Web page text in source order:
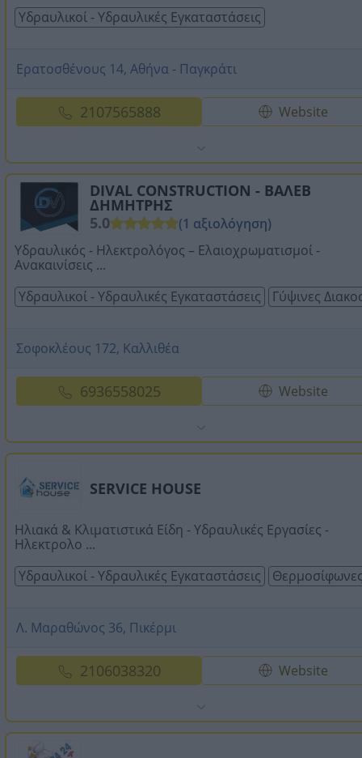
Υδραυλικοί - Υδραυλικές Εγκαταστάσεις
Ερατοσθένους 14, Αθήνα - Παγκράτι
2107565888 Website
DIVAL CONSTRUCTION - ΒΑΛΕΒ
ΔΗΜΗΤΡΗΣ
5.0
(1 αξιολόγηση)
Υδραυλικός - Ηλεκτρολόγος – Ελαιοχρωματισμοί -
Ανακαινίσεις ...
Υδραυλικοί - Υδραυλικές Εγκαταστάσεις
Γύψινες
Σοφοκλέους 172, Καλλιθέα
6936558025 Website
SERVICE HOUSE
Ηλιακά & Κλιματιστικά Είδη - Υδραυλικές Εργασίες -
Ηλεκτρολο ...
Υδραυλικοί - Υδραυλικές Εγκαταστάσεις
Λ. Μαραθώνος 36, Πικέρμι
2106038320 Website